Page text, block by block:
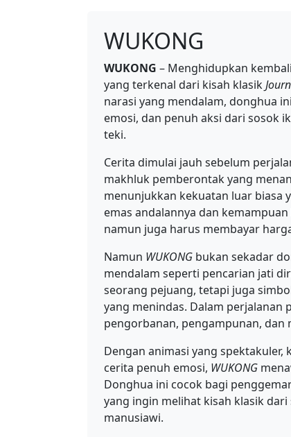
WUKONG
WUKONG – Menghidupkan
yang terkenal dari kisah klasik
narasi yang mendalam, donghua
emosi, dan penuh aksi dari sosok
teki.
Cerita dimulai jauh sebelum
makhluk pemberontak yang
menunjukkan kekuatan luar biasa
emas andalannya dan
namun juga harus membayar
Namun WUKONG bukan sekadar
mendalam seperti pencarian jati
seorang pejuang, tetapi juga
yang menindas. Dalam perjalanan
pengorbanan, pengampunan, dan
Dengan animasi yang
cerita penuh emosi, WUKONG
Donghua ini cocok bagi
yang ingin melihat kisah klasik
manusiawi.